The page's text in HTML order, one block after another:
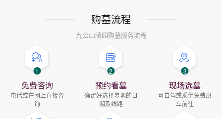
购墓流程
九公山陵园购墓服务流程
1
免费咨询
电话或在网上直接咨
询
2
预约看墓
确定好选择墓地的日
期及线路
3
现场选墓
可自驾或乘坐免费班
车前往